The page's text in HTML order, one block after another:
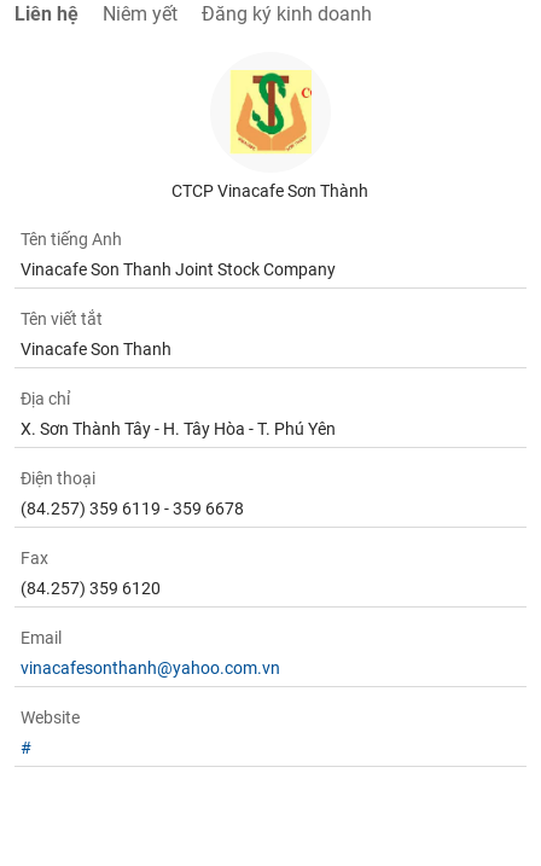
Liên hệ Niêm yết Đăng ký kinh doanh
CTCP Vinacafe Sơn Thành
Tên tiếng Anh
Vinacafe Son Thanh Joint Stock Company
Tên viết tắt
Vinacafe Son Thanh
Địa chỉ
X. Sơn Thành Tây - H. Tây Hòa - T. Phú Yên
Điện thoại
(84.257) 359 6119 - 359 6678
Fax
(84.257) 359 6120
Email
vinacafesonthanh@yahoo.com.vn
Website
#